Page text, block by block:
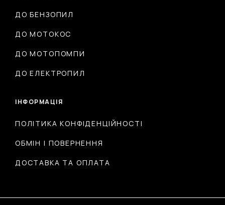
ДО БЕНЗОПИЛ
ДО МОТОКОС
ДО МОТОПОМПИ
ДО ЕЛЕКТРОПИЛ
ІНФОРМАЦІЯ
ПОЛІТИКА КОНФІДЕНЦІЙНОСТІ
ОБМІН І ПОВЕРНЕННЯ
ДОСТАВКА ТА ОПЛАТА